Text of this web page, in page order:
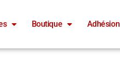
Boutique Adhésion